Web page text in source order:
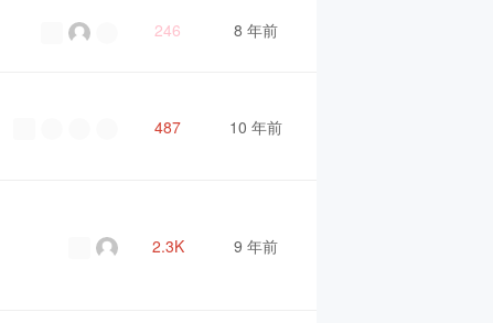
246 8 年前
487 10 年前
2.3K 9 年前